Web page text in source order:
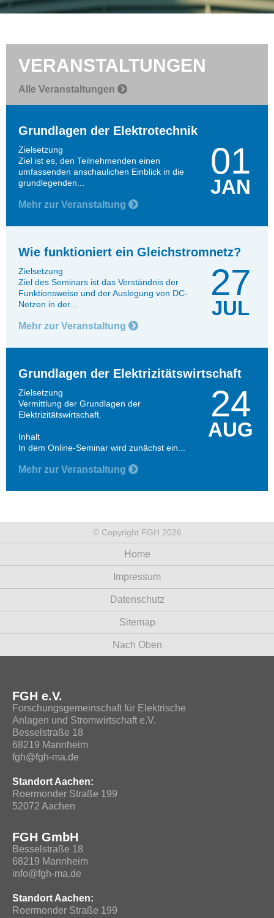
VERANSTALTUNGEN
Alle Veranstaltungen
Grundlagen der Elektrotechnik
Zielsetzung
Ziel ist es, den Teilnehmenden einen
umfassenden anschaulichen Einblick in die
grundlegenden...
01
JAN
Mehr zur Veranstaltung
Wie funktioniert ein Gleichstromnetz?
Zielsetzung
Ziel des Seminars ist das Verständnis der
Funktionsweise und der Auslegung von DC-
Netzen in der...
27
JUL
Mehr zur Veranstaltung
Grundlagen der Elektrizitätswirtschaft
Zielsetzung
Vermittlung der Grundlagen der
Elektrizitätswirtschaft.
Inhalt
In dem Online-Seminar wird zunächst ein...
24
AUG
Mehr zur Veranstaltung
© Copyright FGH 2026
Home
Impressum
Datenschutz
Sitemap
Nach Oben
FGH e.V.
Forschungsgemeinschaft für Elektrische
Anlagen und Stromwirtschaft e.V.
Besselstraße 18
68219 Mannheim
fgh@fgh-ma.de
Standort Aachen:
Roermonder Straße 199
52072 Aachen
FGH GmbH
Besselstraße 18
68219 Mannheim
info@fgh-ma.de
Standort Aachen:
Roermonder Straße 199